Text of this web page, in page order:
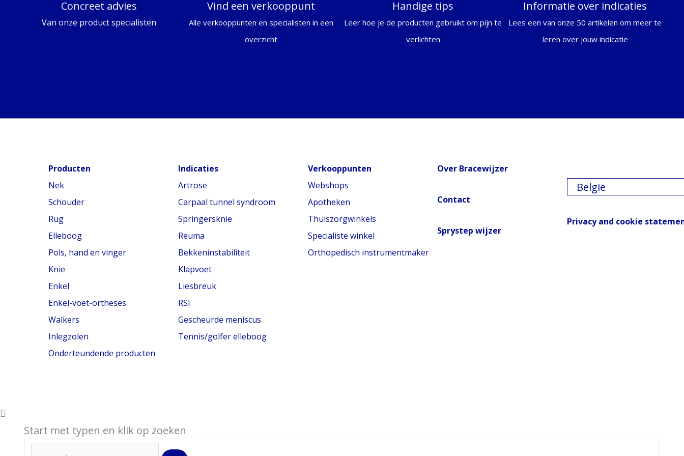
Concreet advies
Van onze product specialisten
Vind een verkooppunt
Alle verkooppunten en specialisten in een
overzicht
Handige tips
Leer hoe je de producten gebruikt om pijn te
verlichten
Informatie over indicaties
Lees een van onze 50 artikelen om meer te
leren over jouw indicatie
Producten
Nek
Schouder
Rug
Elleboog
Pols, hand en vinger
Knie
Enkel
Enkel-voet-ortheses
Walkers
Inlegzolen
Onderteundende producten
Indicaties
Artrose
Carpaal tunnel syndroom
Springersknie
Reuma
Bekkeninstabiliteit
Klapvoet
Liesbreuk
RSI
Gescheurde meniscus
Tennis/golfer elleboog
Verkooppunten
Webshops
Apotheken
Thuiszorgwinkels
Specialiste winkel
Orthopedisch instrumentmaker
Over Bracewijzer
Contact
Sprystep wijzer
België
Privacy and cookie
Start met typen en klik op zoeken